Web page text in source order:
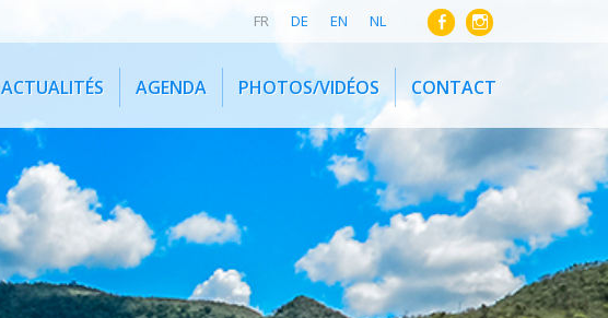
FR DE EN NL
ACTUALITÉS AGENDA PHOTOS/VIDÉOS CONTACT